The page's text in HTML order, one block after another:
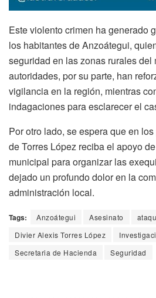
Este violento crimen ha generado
los habitantes de Anzoátegui,
seguridad en las zonas rurales del
autoridades, por su parte, han
vigilancia en la región, mientras
indagaciones para esclarecer el
Por otro lado, se espera que en
de Torres López reciba el apoyo
municipal para organizar las
dejado un profundo dolor en la
administración local.
Tags: Anzoátegui Asesinato
Divier Alexis Torres López
Secretaria de Hacienda
Seguridad